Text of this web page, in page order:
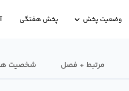
وضعیت پخش پخش هفتگی
مرتبط + فصل شخصیت